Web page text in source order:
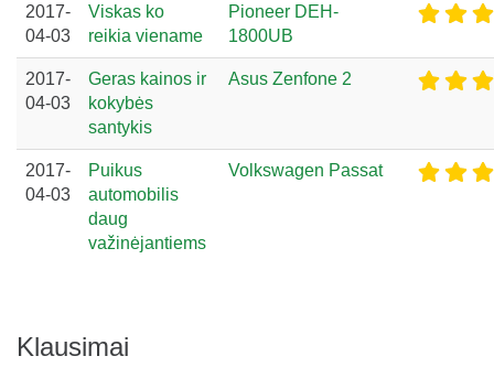
2017-
04-03
Viskas ko
reikia viename
Pioneer DEH-
1800UB
2017-
04-03
Geras kainos ir
kokybės
santykis
Asus Zenfone 2
2017-
04-03
Puikus
automobilis
daug
važinėjantiems
Volkswagen Passat
Klausimai